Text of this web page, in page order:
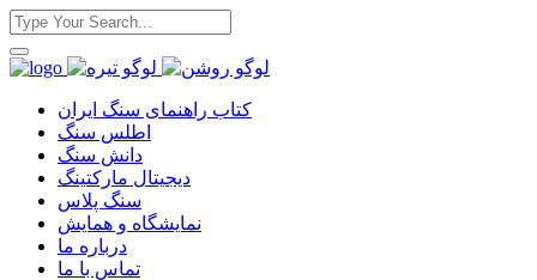
کتاب راهنمای سنگ ایران
اطلس سنگ
دانش سنگ
دیجیتال مارکتینگ
سنگ پلاس
نمایشگاه و همایش
درباره ما
تماس با ما